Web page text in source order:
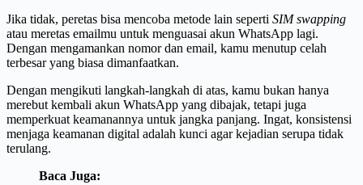
Jika tidak, peretas bisa mencoba metode lain seperti SIM swapping
atau meretas emailmu untuk menguasai akun WhatsApp lagi.
Dengan mengamankan nomor dan email, kamu menutup celah
terbesar yang biasa dimanfaatkan.
Dengan mengikuti langkah-langkah di atas, kamu bukan hanya
merebut kembali akun WhatsApp yang dibajak, tetapi juga
memperkuat keamanannya untuk jangka panjang. Ingat, konsistensi
menjaga keamanan digital adalah kunci agar kejadian serupa tidak
terulang.
Baca Juga: